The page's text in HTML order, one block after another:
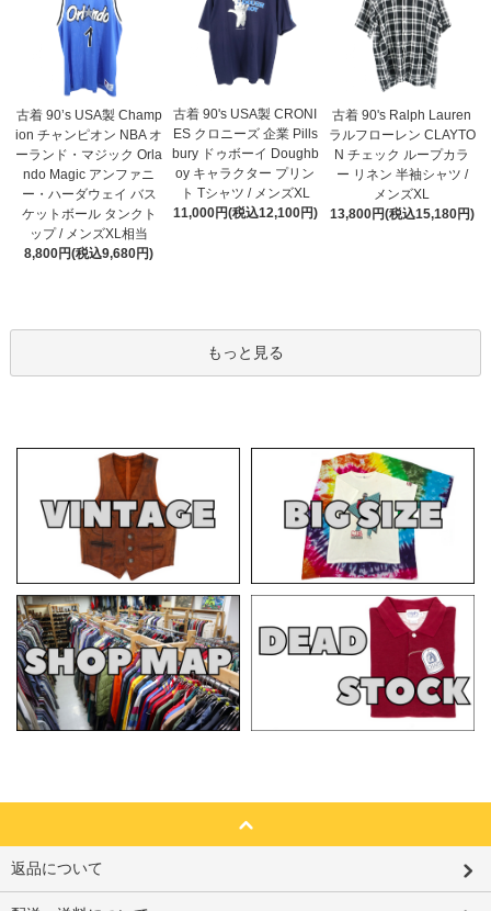
古着 90’s USA製 Champ
ion チャンピオン NBA オ
ーランド・マジック Orla
ndo Magic アンファニ
ー・ハーダウェイ バス
ケットボール タンクト
ップ / メンズXL相当
8,800円(税込9,680円)
古着 90's USA製 CRONI
ES クロニーズ 企業 Pills
bury ドゥボーイ Doughb
oy キャラクター プリン
ト Tシャツ / メンズXL
11,000円(税込12,100円)
古着 90's Ralph Lauren
ラルフローレン CLAYTO
N チェック ループカラ
ー リネン 半袖シャツ /
メンズXL
13,800円(税込15,180円)
もっと見る
返品について